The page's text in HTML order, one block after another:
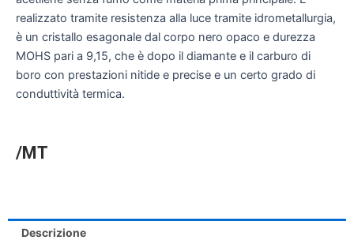
realizzato tramite resistenza alla luce tramite idrometallurgia,
è un cristallo esagonale dal corpo nero opaco e durezza
MOHS pari a 9,15, che è dopo il diamante e il carburo di
boro con prestazioni nitide e precise e un certo grado di
conduttività termica.
/MT
Descrizione